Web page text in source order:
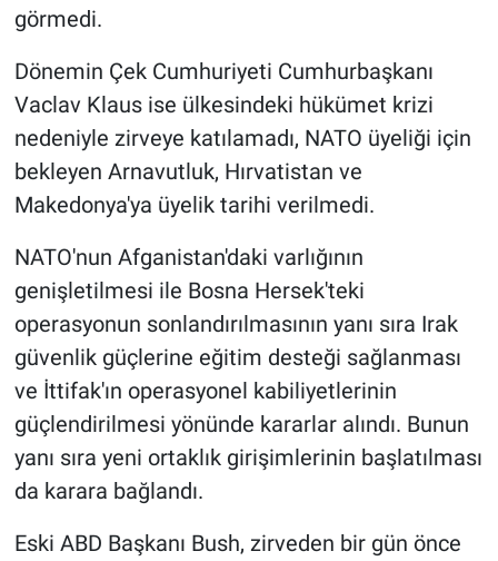
görmedi.
Dönemin Çek Cumhuriyeti Cumhurbaşkanı
Vaclav Klaus ise ülkesindeki hükümet krizi
nedeniyle zirveye katılamadı, NATO üyeliği için
bekleyen Arnavutluk, Hırvatistan ve
Makedonya'ya üyelik tarihi verilmedi.
NATO'nun Afganistan'daki varlığının
genişletilmesi ile Bosna Hersek'teki
operasyonun sonlandırılmasının yanı sıra Irak
güvenlik güçlerine eğitim desteği sağlanması
ve İttifak'ın operasyonel kabiliyetlerinin
güçlendirilmesi yönünde kararlar alındı. Bunun
yanı sıra yeni ortaklık girişimlerinin başlatılması
da karara bağlandı.
Eski ABD Başkanı Bush, zirveden bir gün önce